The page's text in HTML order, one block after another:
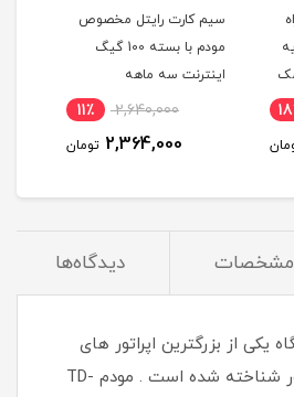
سیم کارت رایتل مخصوص
مودم با بسته 100 گیگ
اینترنت سه ماهه
2,640,000 11٪
2,364,000 تومان
مشخصات دیدگاه‌ها
یکی از بزرگترین اپراتور های
اینترنت همراه در کشور شناخته شده است . مودم TD-